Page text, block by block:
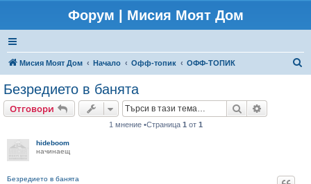
Форум | Мисия Моят Дом
Мисия Моят Дом Начало Офф-топик ОФФ-ТОПИК
Безредието в банята
Отговори Търсене
1 мнение •Страница 1 от 1
hideboom
начинаещ
Безредието в банята